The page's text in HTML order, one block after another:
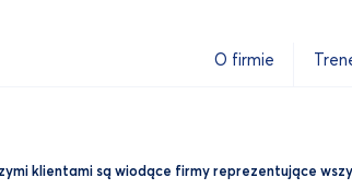
O firmie
klientami są wiodące firmy reprezentujące